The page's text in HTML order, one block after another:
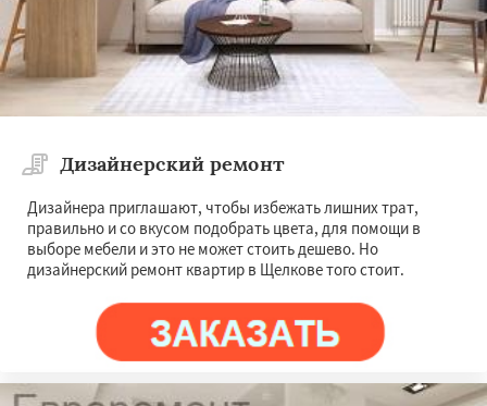
Дизайнерский ремонт
Дизайнера приглашают, чтобы избежать лишних трат,
правильно и со вкусом подобрать цвета, для помощи в
выборе мебели и это не может стоить дешево. Но
дизайнерский ремонт квартир в Щелкове того стоит.